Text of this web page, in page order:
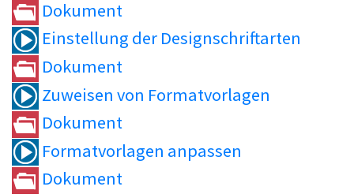
Dokument
Einstellung der Designschriftarten
Dokument
Zuweisen von Formatvorlagen
Dokument
Formatvorlagen anpassen
Dokument